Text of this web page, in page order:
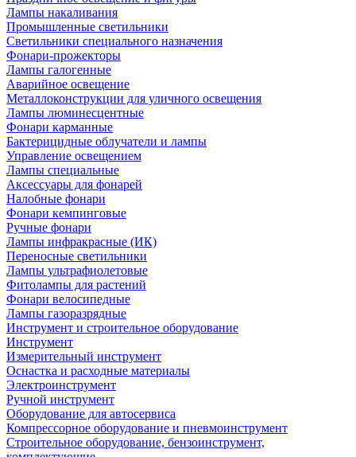
Лампы накаливания
Промышленные светильники
Светильники специального назначения
Фонари-прожекторы
Лампы галогенные
Аварийное освещение
Металлоконструкции для уличного освещения
Лампы люминесцентные
Фонари карманные
Бактерицидные облучатели и лампы
Управление освещением
Лампы специальные
Аксессуары для фонарей
Налобные фонари
Фонари кемпинговые
Ручные фонари
Лампы инфракрасные (ИК)
Переносные светильники
Лампы ультрафиолетовые
Фитолампы для растений
Фонари велосипедные
Лампы газоразрядные
Инструмент и строительное оборудование
Инструмент
Измерительный инструмент
Оснастка и расходные материалы
Электроинструмент
Ручной инструмент
Оборудование для автосервиса
Компрессорное оборудование и пневмоинструмент
Строительное оборудование, бензоинструмент,